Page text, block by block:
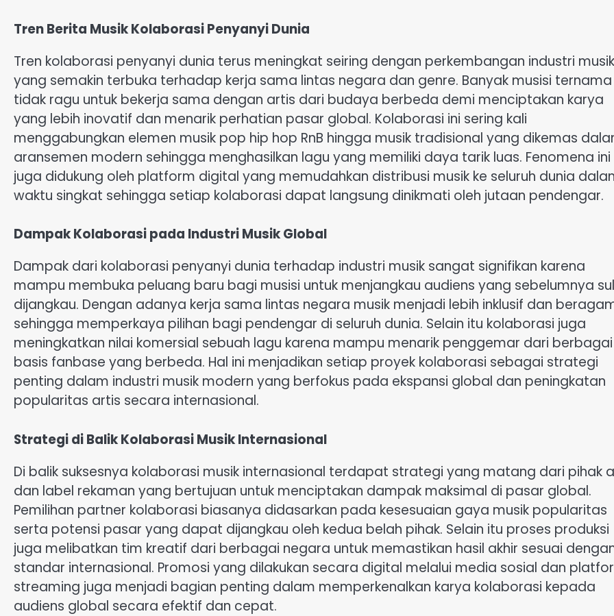
Tren Berita Musik Kolaborasi Penyanyi Dunia
Tren kolaborasi penyanyi dunia terus meningkat seiring dengan perkembangan industri musik
yang semakin terbuka terhadap kerja sama lintas negara dan genre. Banyak musisi ternama
tidak ragu untuk bekerja sama dengan artis dari budaya berbeda demi menciptakan karya
yang lebih inovatif dan menarik perhatian pasar global. Kolaborasi ini sering kali
menggabungkan elemen musik pop hip hop RnB hingga musik tradisional yang dikemas
aransemen modern sehingga menghasilkan lagu yang memiliki daya tarik luas. Fenomena ini
juga didukung oleh platform digital yang memudahkan distribusi musik ke seluruh dunia
waktu singkat sehingga setiap kolaborasi dapat langsung dinikmati oleh jutaan pendengar.
Dampak Kolaborasi pada Industri Musik Global
Dampak dari kolaborasi penyanyi dunia terhadap industri musik sangat signifikan karena
mampu membuka peluang baru bagi musisi untuk menjangkau audiens yang sebelumnya
dijangkau. Dengan adanya kerja sama lintas negara musik menjadi lebih inklusif dan
sehingga memperkaya pilihan bagi pendengar di seluruh dunia. Selain itu kolaborasi juga
meningkatkan nilai komersial sebuah lagu karena mampu menarik penggemar dari berbagai
basis fanbase yang berbeda. Hal ini menjadikan setiap proyek kolaborasi sebagai strategi
penting dalam industri musik modern yang berfokus pada ekspansi global dan peningkatan
popularitas artis secara internasional.
Strategi di Balik Kolaborasi Musik Internasional
Di balik suksesnya kolaborasi musik internasional terdapat strategi yang matang dari pihak
dan label rekaman yang bertujuan untuk menciptakan dampak maksimal di pasar global.
Pemilihan partner kolaborasi biasanya didasarkan pada kesesuaian gaya musik popularitas
serta potensi pasar yang dapat dijangkau oleh kedua belah pihak. Selain itu proses produksi
juga melibatkan tim kreatif dari berbagai negara untuk memastikan hasil akhir sesuai
standar internasional. Promosi yang dilakukan secara digital melalui media sosial dan
streaming juga menjadi bagian penting dalam memperkenalkan karya kolaborasi kepada
audiens global secara efektif dan cepat.